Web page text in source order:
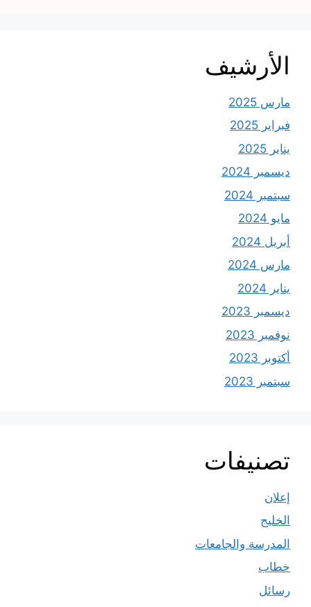
الأرشيف
مارس 2025
فبراير 2025
يناير 2025
ديسمبر 2024
سبتمبر 2024
مايو 2024
أبريل 2024
مارس 2024
يناير 2024
ديسمبر 2023
نوفمبر 2023
أكتوبر 2023
سبتمبر 2023
تصنيفات
إعلان
الخليج
المدرسة والجامعات
خطاب
رسائل